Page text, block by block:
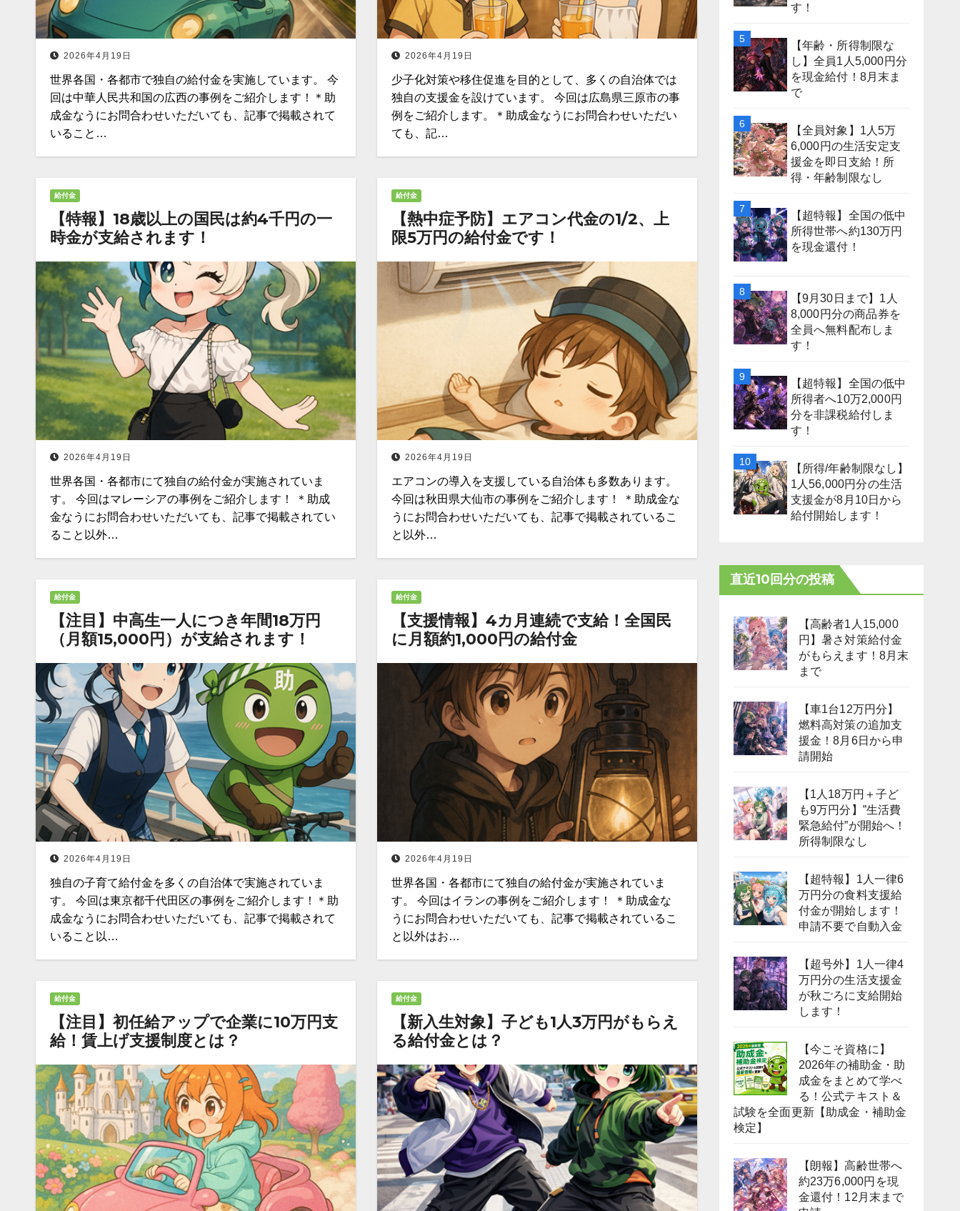
2026年4月19日
世界各国・各都市で独自の給付金を実施しています。 今
回は中華人民共和国の広西の事例をご紹介します！＊助
成金なうにお問合わせいただいても、記事で掲載されて
いること…
2026年4月19日
少子化対策や移住促進を目的として、多くの自治体では
独自の支援金を設けています。 今回は広島県三原市の事
例をご紹介します。＊助成金なうにお問合わせいただい
ても、記…
給付金
【特報】18歳以上の国民は約4千円の一
時金が支給されます！
2026年4月19日
世界各国・各都市にて独自の給付金が実施されていま
す。 今回はマレーシアの事例をご紹介します！ ＊助成
金なうにお問合わせいただいても、記事で掲載されてい
ること以外…
給付金
【熱中症予防】エアコン代金の1/2、上
限5万円の給付金です！
2026年4月19日
エアコンの導入を支援している自治体も多数あります。
今回は秋田県大仙市の事例をご紹介します！ ＊助成金な
うにお問合わせいただいても、記事で掲載されているこ
と以外…
給付金
【注目】中高生一人につき年間18万円
（月額15,000円）が支給されます！
2026年4月19日
独自の子育て給付金を多くの自治体で実施されていま
す。 今回は東京都千代田区の事例をご紹介します！＊助
成金なうにお問合わせいただいても、記事で掲載されて
いること以…
給付金
【支援情報】4カ月連続で支給！全国民
に月額約1,000円の給付金
2026年4月19日
世界各国・各都市にて独自の給付金が実施されていま
す。 今回はイランの事例をご紹介します！ ＊助成金な
うにお問合わせいただいても、記事で掲載されているこ
と以外はお…
給付金
【注目】初任給アップで企業に10万円支
給！賃上げ支援制度とは？
給付金
【新入生対象】子ども1人3万円がもらえ
る給付金とは？
す！
【年齢・所得制限な
し】全員1人5,000円分
を現金給付！8月末ま
で
【全員対象】1人5万
6,000円の生活安定支
援金を即日支給！所
得・年齢制限なし
【超特報】全国の低中
所得世帯へ約130万円
を現金還付！
【9月30日まで】1人
8,000円分の商品券を
全員へ無料配布しま
す！
【超特報】全国の低中
所得者へ10万2,000円
分を非課税給付しま
す！
【所得/年齢制限なし】
1人56,000円分の生活
支援金が8月10日から
給付開始します！
直近10回分の投稿
【高齢者1人15,000
円】暑さ対策給付金
がもらえます！8月末
まで
【車1台12万円分】
燃料高対策の追加支
援金！8月6日から申
請開始
【1人18万円＋子ど
も9万円分】”生活費
緊急給付”が開始へ！
所得制限なし
【超特報】1人一律6
万円分の食料支援給
付金が開始します！
申請不要で自動入金
【超号外】1人一律4
万円分の生活支援金
が秋ごろに支給開始
します！
【今こそ資格に】
2026年の補助金・助
成金をまとめて学べ
る！公式テキスト＆
試験を全面更新【助成金・補助金
検定】
【朗報】高齢世帯へ
約23万6,000円を現
金還付！12月末まで